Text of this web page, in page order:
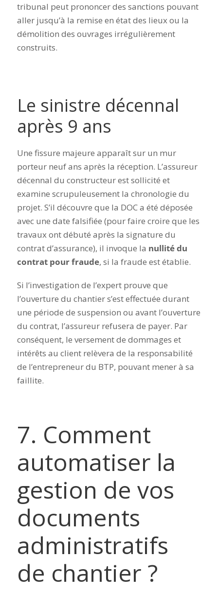
tribunal peut prononcer des sanctions pouvant
aller jusqu’à la remise en état des lieux ou la
démolition des ouvrages irrégulièrement
construits.
Le sinistre décennal
après 9 ans
Une fissure majeure apparaît sur un mur
porteur neuf ans après la réception. L’assureur
décennal du constructeur est sollicité et
examine scrupuleusement la chronologie du
projet. S’il découvre que la DOC a été déposée
avec une date falsifiée (pour faire croire que les
travaux ont débuté après la signature du
contrat d’assurance), il invoque la nullité du
contrat pour fraude, si la fraude est établie.
Si l’investigation de l’expert prouve que
l’ouverture du chantier s’est effectuée durant
une période de suspension ou avant l’ouverture
du contrat, l’assureur refusera de payer. Par
conséquent, le versement de dommages et
intérêts au client relèvera de la responsabilité
de l’entrepreneur du BTP, pouvant mener à sa
faillite.
7. Comment
automatiser la
gestion de vos
documents
administratifs
de chantier ?